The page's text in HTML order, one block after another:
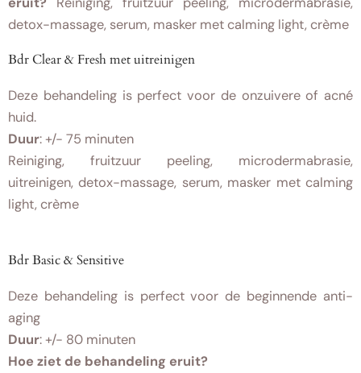
detox-massage, serum, masker met calming light, crème
Bdr Clear & Fresh met uitreinigen
Deze behandeling is perfect voor de onzuivere of acné
huid.
Duur: +/- 75 minuten
Reiniging, fruitzuur peeling, microdermabrasie,
uitreinigen, detox-massage, serum, masker met calming
light, crème
Bdr Basic & Sensitive
Deze behandeling is perfect voor de beginnende anti-
aging
Duur: +/- 80 minuten
Hoe ziet de behandeling eruit?